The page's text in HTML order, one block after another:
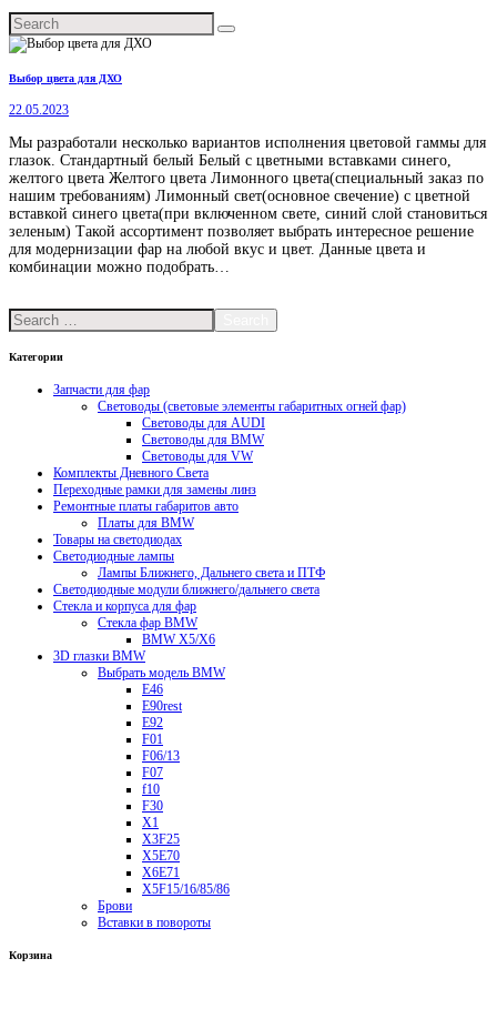
Выбор цвета для ДХО
22.05.2023
Мы разработали несколько вариантов исполнения цветовой гаммы для
глазок. Стандартный белый Белый с цветными вставками синего,
желтого цвета Желтого цвета Лимонного цвета(специальный заказ по
нашим требованиям) Лимонный свет(основное свечение) с цветной
вставкой синего цвета(при включенном свете, синий слой становиться
зеленым) Такой ассортимент позволяет выбрать интересное решение
для модернизации фар на любой вкус и цвет. Данные цвета и
комбинации можно подобрать…
Категории
Запчасти для фар
Световоды (световые элементы габаритных огней фар)
Световоды для AUDI
Световоды для BMW
Световоды для VW
Комплекты Дневного Света
Переходные рамки для замены линз
Ремонтные платы габаритов авто
Платы для BMW
Товары на светодиодах
Светодиодные лампы
Лампы Ближнего, Дальнего света и ПТФ
Светодиодные модули ближнего/дальнего света
Стекла и корпуса для фар
Стекла фар BMW
BMW X5/X6
3D глазки BMW
Выбрать модель BMW
E46
E90rest
E92
F01
F06/13
F07
f10
F30
X1
X3F25
X5E70
X6E71
X5F15/16/85/86
Брови
Вставки в повороты
Корзина